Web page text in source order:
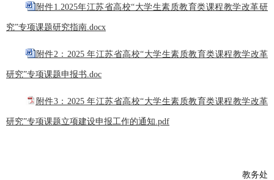
附件1.2025年江苏省高校“大学生素质教育类课程教学改革研
究”专项课题研究指南.docx
附件2：2025 年江苏省高校“大学生素质教育类课程教学改革
研究”专项课题申报书.doc
附件3：2025 年江苏省高校“大学生素质教育类课程教学改革
研究”专项课题立项建设申报工作的通知.pdf
教务处